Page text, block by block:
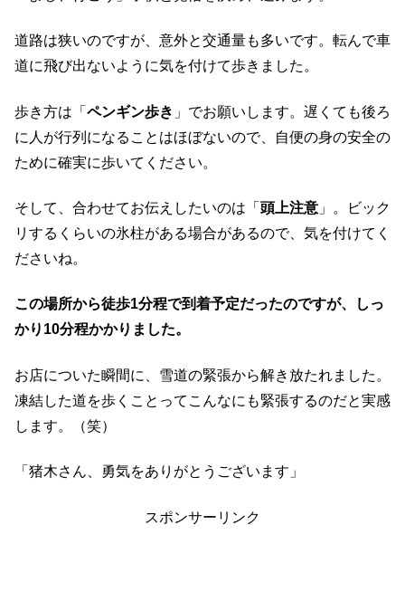
道路は狭いのですが、意外と交通量も多いです。転んで車
道に飛び出ないように気を付けて歩きました。
歩き方は「 ペンギン歩き 」でお願いします。遅くても後ろ
に人が行列になることはほぼないので、自便の身の安全の
ために確実に歩いてください。
そして、合わせてお伝えしたいのは「 頭上注意 」。ビック
リするくらいの氷柱がある場合があるので、気を付けてく
ださいね。
この場所から徒歩1分程で到着予定だったのですが、しっ
かり10分程かかりました。
お店についた瞬間に、雪道の緊張から解き放たれました。
凍結した道を歩くことってこんなにも緊張するのだと実感
します。（笑）
「猪木さん、勇気をありがとうございます」
スポンサーリンク